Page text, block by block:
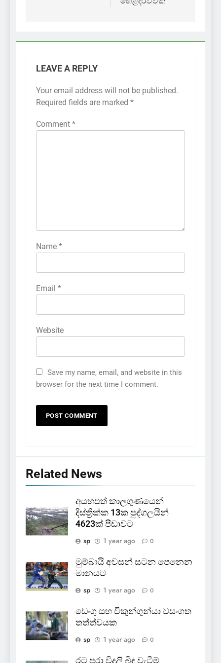
LEAVE A REPLY
Your email address will not be published.
Required fields are marked *
Comment *
Name *
Email *
Website
Save my name, email, and website in this
browser for the next time I comment.
Related News
අයහපත් කාලගුණයෙන්
දිස්ත්‍රික්ක 13ක පුද්ගලයින්
4623ක් පීඩාවට
sp
1 year ago 0
මුම්බායි අවසන් සටන පෙනෙන
මානයට
sp
1 year ago 0
ඩෙංගු සහ විකුන්ගුන්යා වසංගත
තත්ත්වයක
sp
1 year ago 0
රට පුරා විදුලි බිඳ වැටීම්